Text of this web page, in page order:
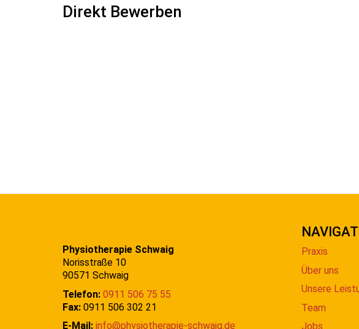
Direkt Bewerben
Physiotherapie Schwaig
Norisstraße 10
90571 Schwaig
Telefon: 0911 506 75 55
Fax: 0911 506 302 21
E-Mail: info@physiotherapie-schwaig.de
Praxis
Über uns
Unsere
Team
Jobs